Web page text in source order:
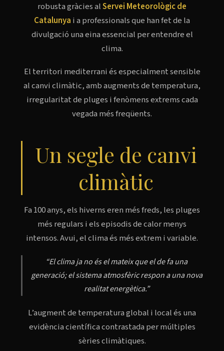
robusta gràcies alServei Meteorològic de
Catalunya i a professionals que han fet de la
divulgació una eina essencial per entendre el
clima.
El territori mediterrani és especialment sensible
al canvi climàtic, amb augments de temperatura,
irregularitat de pluges i fenòmens extrems cada
vegada més freqüents.
Un segle de canvi
climàtic
Fa 100 anys, els hiverns eren més freds, les pluges
més regulars i els episodis de calor menys
intensos. Avui, el clima és més extrem i variable.
“El clima ja no és el mateix que el de fa una
generació; el sistema atmosfèric respon a una nova
realitat energètica.”
L’augment de temperatura global i local és una
evidència científica contrastada per múltiples
sèries climàtiques.